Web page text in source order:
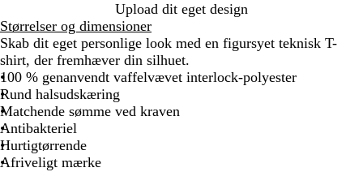
Upload dit eget design
Størrelser og dimensioner
Skab dit eget personlige look med en figursyet teknisk T-
shirt, der fremhæver din silhuet.
100 % genanvendt vaffelvævet interlock-polyester
Rund halsudskæring
Matchende sømme ved kraven
Antibakteriel
Hurtigtørrende
Afriveligt mærke